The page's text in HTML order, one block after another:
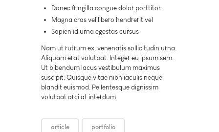
Donec fringilla congue dolor porttitor
Magna cras vel libero hendrerit vel
Sapien id urna egestas cursus
Nam ut rutrum ex, venenatis sollicitudin urna.
Aliquam erat volutpat. Integer eu ipsum sem.
Ut bibendum lacus vestibulum maximus
suscipit. Quisque vitae nibh iaculis neque
blandit euismod. Pellentesque dignissim
volutpat orci at interdum.
article portfolio